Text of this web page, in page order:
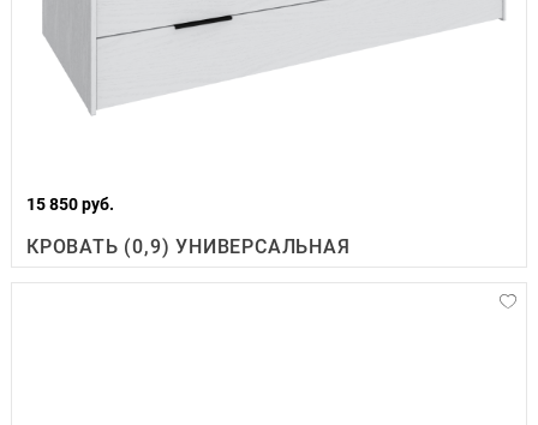
15 850 руб.
КРОВАТЬ (0,9) УНИВЕРСАЛЬНАЯ